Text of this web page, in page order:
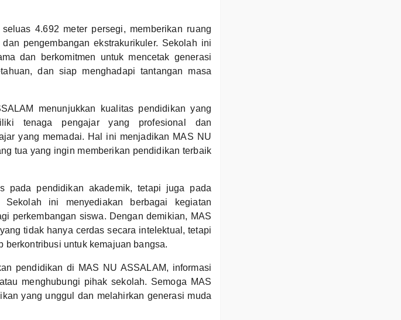
4.692 meter persegi, memberikan ruang
pengembangan ekstrakurikuler. Sekolah ini
dan berkomitmen untuk mencetak generasi
dan siap menghadapi tantangan masa
menunjukkan kualitas pendidikan yang
tenaga pengajar yang profesional dan
yang memadai. Hal ini menjadikan MAS NU
tua yang ingin memberikan pendidikan terbaik
pada pendidikan akademik, tetapi juga pada
ini menyediakan berbagai kegiatan
perkembangan siswa. Dengan demikian, MAS
tidak hanya cerdas secara intelektual, tetapi
untuk kemajuan bangsa.
pendidikan di MAS NU ASSALAM, informasi
menghubungi pihak sekolah. Semoga MAS
yang unggul dan melahirkan generasi muda